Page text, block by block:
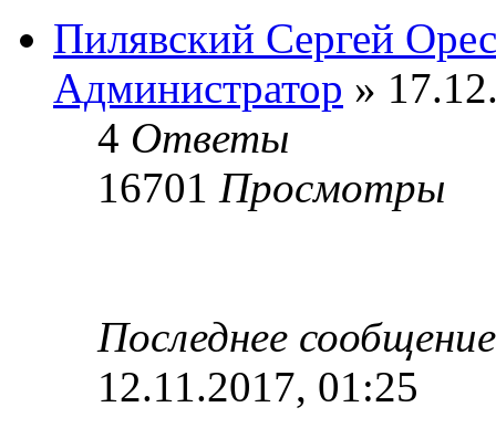
Пилявский Сергей
Администратор »
4 Ответы
16701 Просмотры
Последнее
12.11.2017, 01:25